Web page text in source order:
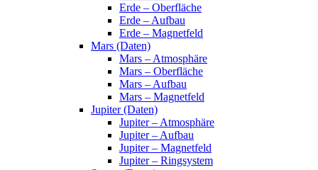
Erde – Oberfläche
Erde – Aufbau
Erde – Magnetfeld
Mars (Daten)
Mars – Atmosphäre
Mars – Oberfläche
Mars – Aufbau
Mars – Magnetfeld
Jupiter (Daten)
Jupiter – Atmosphäre
Jupiter – Aufbau
Jupiter – Magnetfeld
Jupiter – Ringsystem